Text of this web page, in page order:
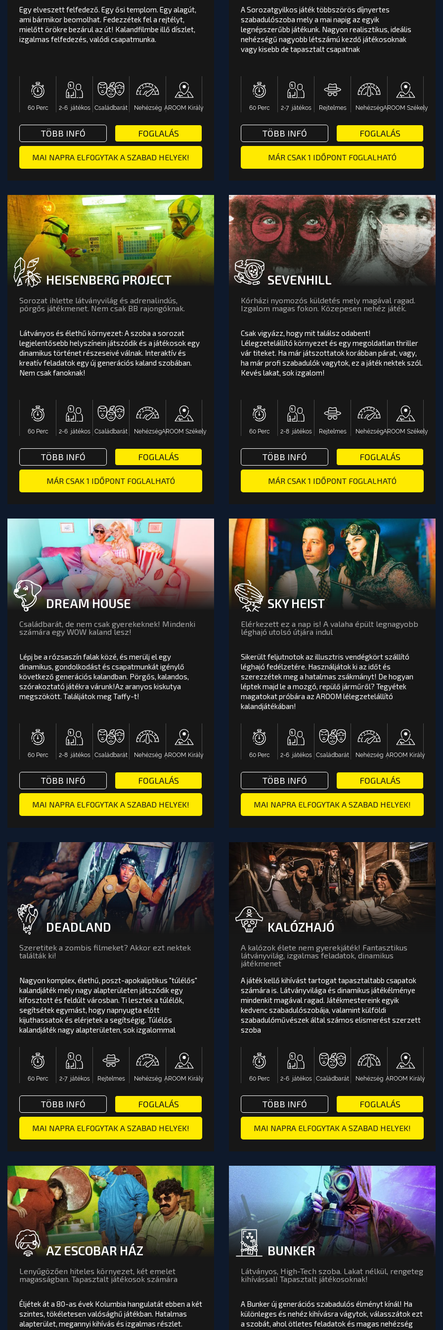
SZABADULÓSZOBA - AROOM BUDAPEST
Egy elveszett felfedező. Egy ősi templom. Egy alagút,
ami bármikor beomolhat. Fedezzétek fel a rejtélyt,
mielőtt örökre bezárul az út! Kalandfilmbe illő díszlet,
izgalmas felfedezés, valódi csapatmunka.
60 Perc 2-6 játékos Családbarát Nehézség AROOM Király
TÖBB INFÓTÖBB INFÓ VAGY FOGLALÁS: UNCHARTED EXPEDITION SZABADULÓSZOBA - AROOM
FOGLALÁS
MAI NAPRA ELFOGYTAK A SZABAD HELYEK!
UNCHARTED EXPEDITION
értékelés
illő díszlet, izgalmas felfedezés, valódi
csapatmunka.
60 Perc
2-6 játékos
Nehézség
AROOM Király
TOVÁBB A PÁLYA OLDALÁRA
BUDAPEST
A Sorozatgyilkos játék többszörös díjnyertes
szabadulószoba mely a mai napig az egyik
legnépszerűbb játékunk. Nagyon realisztikus, ideális
nehézségű nagyobb létszámú kezdő játékosoknak
vagy kisebb de tapasztalt csapatnak
60 Perc 2-7 játékos Rejtelmes NehézségAROOM Székely
TÖBB INFÓTÖBB INFÓ VAGY FOGLALÁS:
FOGLALÁS
MÁR CSAK 1 IDŐPONT FOGLALHATÓ
vagy kisebb de tapasztalt csapatnak
2-7 játékos
Rejtelmes
Nehézség
AROOM Székely
TOVÁBB A PÁLYA OLDALÁRA
FOGLALÁS: SOROZATGYILKOS SZABADULÓSZOBA - AROOM BUDAPEST
Ma elérhető időpontok :
22:00 - 23:00
Játékosok száma:
FOGLALÁS
SZABADULÓSZOBA - AROOM BUDAPEST
HEISENBERG PROJECT
Sorozat ihlette látványvilág és adrenalindús,
pörgős játékmenet. Nem csak BB rajongóknak.
Látványos és élethű környezet: A szoba a sorozat
legjelentősebb helyszínein játszódik és a játékosok egy
dinamikus történet részeseivé válnak. Interaktív és
kreatív feladatok egy új generációs kaland szobában.
Nem csak fanoknak!
60 Perc 2-6 játékos Családbarát NehézségAROOM Székely
TÖBB INFÓTÖBB INFÓ VAGY FOGLALÁS: HEISENBERG PROJECT SZABADULÓSZOBA - AROOM
FOGLALÁS
MÁR CSAK 1 IDŐPONT FOGLALHATÓ
HEISENBERG PROJECT
értékelés
Látványos és élethű környezet: A szoba a sorozat
legjelentősebb helyszínein játszódik és a játékosok
szobában. Nem csak fanoknak!
Nehézség
AROOM Székely
TOVÁBB A PÁLYA OLDALÁRA
BUDAPEST
Ma elérhető időpontok :
22:30 - 23:30
Játékosok száma:
FOGLALÁS
SEVENHILL
Kórházi nyomozós küldetés mely magával ragad.
Izgalom magas fokon. Közepesen nehéz játék.
Csak vigyázz, hogy mit találsz odabent!
Lélegzetelállító környezet és egy megoldatlan thriller
vár titeket. Ha már játszottatok korábban párat, vagy,
ha már profi szabadulók vagytok, ez a játék nektek szól.
Kevés lakat, sok izgalom!
60 Perc 2-8 játékos Rejtelmes NehézségAROOM Székely
TÖBB INFÓTÖBB INFÓ VAGY FOGLALÁS:
FOGLALÁS
MÁR CSAK 1 IDŐPONT FOGLALHATÓ
SEVENHILL
értékelés
Csak vigyázz, hogy mit találsz odabent!
Lélegzetelállító környezet és egy megoldatlan
játék nektek szól. Kevés lakat, sok izgalom!
Rejtelmes
Nehézség
AROOM Székely
TOVÁBB A PÁLYA OLDALÁRA
VAGY FOGLALÁS: SEVENHILL SZABADULÓSZOBA - AROOM BUDAPEST
Ma elérhető időpontok :
22:15 - 23:15
Játékosok száma:
FOGLALÁS
SZABADULÓSZOBA - AROOM BUDAPEST
DREAM HOUSE
Családbarát, de nem csak gyerekeknek! Mindenki
számára egy WOW kaland lesz!
Lépj be a rózsaszín falak közé, és merülj el egy
dinamikus, gondolkodást és csapatmunkát igénylő
következő generációs kalandban. Pörgős, kalandos,
szórakoztató játékra várunk!Az aranyos kiskutya
megszökött. Találjátok meg Taffy-t!
60 Perc 2-8 játékos Családbarát Nehézség AROOM Király
TÖBB INFÓTÖBB INFÓ VAGY FOGLALÁS: DREAM HOUSE SZABADULÓSZOBA - AROOM BUDAPEST
FOGLALÁS
MAI NAPRA ELFOGYTAK A SZABAD HELYEK!
DREAM HOUSE
értékelés
Lépj be a rózsaszín falak közé, és merülj el egy
szórakoztató játékra várunk!Az aranyos kiskutya
megszökött. Találjátok meg Taffy-t!
60 Perc
2-8 játékos
Nehézség
AROOM Király
TOVÁBB A PÁLYA OLDALÁRA
BUDAPEST
SKY HEIST
Elérkezett ez a nap is! A valaha épült legnagyobb
léghajó utolsó útjára indul
Sikerült feljutnotok az illusztris vendégkört szállító
léghajó fedélzetére. Használjátok ki az időt és
szerezzétek meg a hatalmas zsákmányt! De hogyan
léptek majd le a mozgó, repülő járműről? Tegyétek
magatokat próbára az AROOM lélegzetelállító
kalandjátékában!
60 Perc 2-6 játékos Családbarát Nehézség AROOM Király
TÖBB INFÓTÖBB INFÓ VAGY FOGLALÁS: SKY
FOGLALÁS
MAI NAPRA ELFOGYTAK A SZABAD HELYEK!
SKY HEIST
értékelés
Sikerült feljutnotok az illusztris vendégkört szállító
léghajó fedélzetére. Használjátok ki az időt és
léptek majd le a mozgó, repülő járműről? Tegyétek
magatokat próbára az AROOM lélegzetelállító
kalan...
60 Perc
2-6 játékos
Nehézség
AROOM Király
TOVÁBB A PÁLYA OLDALÁRA
VAGY FOGLALÁS: SKY HEIST SZABADULÓSZOBA - AROOM BUDAPEST
CASTLE SZABADULÓSZOBA - AROOM BUDAPEST
DEADLAND
Szeretitek a zombis filmeket? Akkor ezt nektek
találták ki!
Nagyon komplex, élethű, poszt-apokaliptikus "túlélős"
kalandjáték mely nagy alapterületen játszódik egy
kifosztott és feldúlt városban. Ti lesztek a túlélők,
segítsétek egymást, hogy napnyugta előtt
kijuthassatok és elérjetek a segítségig. Túlélős
kalandjáték nagy alapterületen, sok izgalommal
60 Perc 2-7 játékos Rejtelmes Nehézség AROOM Király
TÖBB INFÓTÖBB INFÓ VAGY FOGLALÁS: DEADLAND SZABADULÓSZOBA - AROOM BUDAPEST
FOGLALÁS
MAI NAPRA ELFOGYTAK A SZABAD HELYEK!
DEADLAND
értékelés
Nagyon komplex, élethű, poszt-apokaliptikus
"túlélős" kalandjáték mely nagy alapterületen
lesztek a túlélők, segítsétek egymást, hogy
napnyugta előtt kijuthassatok és elérjetek a
segítségig. Túlélős ka...
60 Perc
2-7 játékos
Nehézség
AROOM Király
TOVÁBB A PÁLYA OLDALÁRA
BUDAPEST
KALÓZHAJÓ
A kalózok élete nem gyerekjáték! Fantasztikus
látványvilág, izgalmas feladatok, dinamikus
játékmenet
A játék kellő kihívást tartogat tapasztaltabb csapatok
számára is. Látványvilága és dinamikus játékélménye
mindenkit magával ragad. Játékmestereink egyik
kedvenc szabadulószobája, valamint külföldi
szabadulóművészek által számos elismerést szerzett
szoba
60 Perc 2-6 játékos Családbarát Nehézség AROOM Király
TÖBB INFÓTÖBB INFÓ VAGY FOGLALÁS:
FOGLALÁS
MAI NAPRA ELFOGYTAK A SZABAD HELYEK!
KALÓZHAJÓ
értékelés
A játék kellő kihívást tartogat tapasztaltabb
csapatok számára is. Látványvilága és dinamikus
Játékmestereink egyik kedvenc szabadulószobája,
valamint külföldi szabadulóművészek által számos
elismerést szerzett s...
60 Perc
2-6 játékos
Nehézség
AROOM Király
TOVÁBB A PÁLYA OLDALÁRA
VAGY FOGLALÁS: KALÓZHAJÓ SZABADULÓSZOBA - AROOM BUDAPEST
AZ ESCOBAR HÁZ
Lenyűgözően hiteles környezet, két emelet
magasságban. Tapasztalt játékosok számára
Éljétek át a 80-as évek Kolumbia hangulatát ebben a két
szintes, tökéletesen valósághű játékban. Hatalmas
alapterület, megannyi kihívás és izgalmas részlet.
AZ ESCOBAR HÁZ
értékelés
BUNKER
Látványos, High-Tech szoba. Lakat nélkül, rengeteg
kihívással! Tapasztalt játékosoknak!
A Bunker új generációs szabadulós élményt kínál! Ha
különleges és nehéz kihívásra vágytok, válasszátok ezt
a szobát, ahol ötletes feladatok és magas nehézség
BUNKER
értékelés